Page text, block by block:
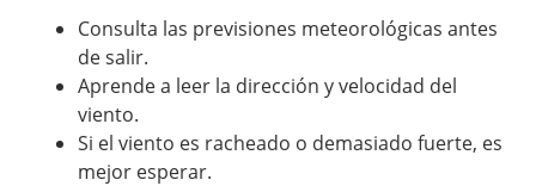
Consulta las previsiones meteorológicas antes
de salir.
Aprende a leer la dirección y velocidad del
viento.
Si el viento es racheado o demasiado fuerte, es
mejor esperar.